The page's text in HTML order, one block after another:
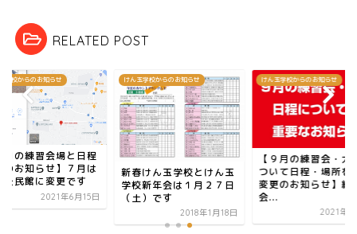
RELATED POST
学校からのお知らせ
月の練習会場と日程
のお知らせ】７月は
公民館に変更です
2021年6月15日
けん玉学校からのお知らせ
新春けん玉学校とけん玉
学校新年会は１月２７日
（土）です
2018年1月18日
けん玉学校からのお知らせ
【９月の練習会・大
ついて日程・場所を
変更のお知らせ】練
会...
2021年9